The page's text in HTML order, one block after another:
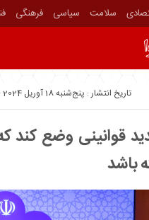
سلامت سیاسی فرهنگی
تاریخ انتشار : پنج‌شنبه 18 آوریل 2024 - 11:22
قوانینی وضع کند
باشد